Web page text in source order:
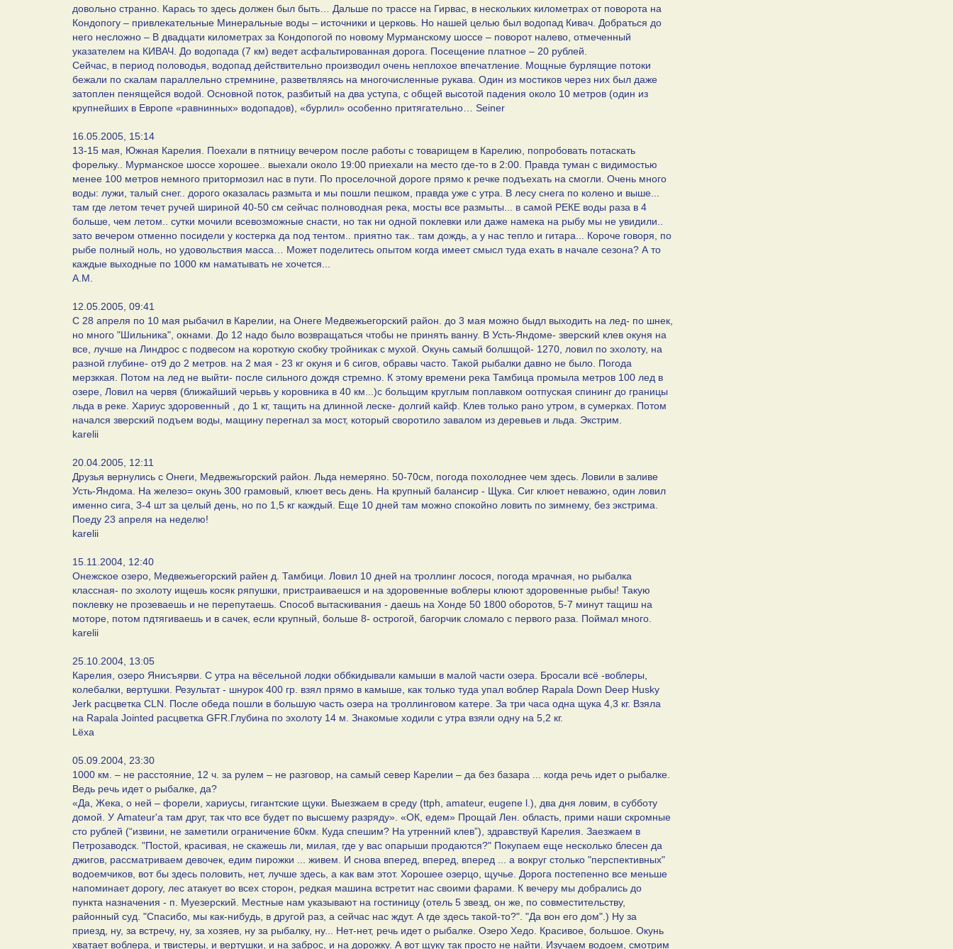
довольно странно. Карась то здесь должен был быть… Дальше по трассе на Гирвас, в нескольких километрах от поворота на
Кондопогу – привлекательные Минеральные воды – источники и церковь. Но нашей целью был водопад Кивач. Добраться до
него несложно – В двадцати километрах за Кондопогой по новому Мурманскому шоссе – поворот налево, отмеченный
указателем на КИВАЧ. До водопада (7 км) ведет асфальтированная дорога. Посещение платное – 20 рублей.
Сейчас, в период половодья, водопад действительно производил очень неплохое впечатление. Мощные бурлящие потоки
бежали по скалам параллельно стремнине, разветвляясь на многочисленные рукава. Один из мостиков через них был даже
затоплен пенящейся водой. Основной поток, разбитый на два уступа, с общей высотой падения около 10 метров (один из
крупнейших в Европе «равнинных» водопадов), «бурлил» особенно притягательно… Seiner
16.05.2005, 15:14
13-15 мая, Южная Карелия. Поехали в пятницу вечером после работы с товарищем в Карелию, попробовать потаскать
форельку.. Мурманское шоссе хорошее.. выехали около 19:00 приехали на место где-то в 2:00. Правда туман с видимостью
менее 100 метров немного притормозил нас в пути. По проселочной дороге прямо к речке подъехать на смогли. Очень много
воды: лужи, талый снег.. дорого оказалась размыта и мы пошли пешком, правда уже с утра. В лесу снега по колено и выше...
там где летом течет ручей шириной 40-50 см сейчас полноводная река, мосты все размыты... в самой РЕКЕ воды раза в 4
больше, чем летом.. сутки мочили всевозможные снасти, но так ни одной поклевки или даже намека на рыбу мы не увидили..
зато вечером отменно посидели у костерка да под тентом.. приятно так.. там дождь, а у нас тепло и гитара... Короче говоря, по
рыбе полный ноль, но удовольствия масса… Может поделитесь опытом когда имеет смысл туда ехать в начале сезона? А то
каждые выходные по 1000 км наматывать не хочется...
А.М.
12.05.2005, 09:41
С 28 апреля по 10 мая рыбачил в Карелии, на Онеге Медвежьегорский район. до 3 мая можно быдл выходить на лед- по шнек,
но много "Шильника", окнами. До 12 надо было возвращаться чтобы не принять ванну. В Усть-Яндоме- зверский клев окуня на
все, лучше на Линдрос с подвесом на короткую скобку тройникак с мухой. Окунь самый болшщой- 1270, ловил по эхолоту, на
разной глубине- от9 до 2 метров. на 2 мая - 23 кг окуня и 6 сигов, обравы часто. Такой рыбалки давно не было. Погода
мерзккая. Потом на лед не выйти- после сильного дождя стремно. К этому времени река Тамбица промыла метров 100 лед в
озере, Ловил на червя (ближайший черьвь у коровника в 40 км...)с больщим круглым поплавком оотпуская спининг до границы
льда в реке. Хариус здоровенный , до 1 кг, тащить на длинной леске- долгий кайф. Клев только рано утром, в сумерках. Потом
начался зверский подъем воды, мащину перегнал за мост, который своротило завалом из деревьев и льда. Экстрим.
karelii
20.04.2005, 12:11
Друзья вернулись с Онеги, Медвежьгорский район. Льда немеряно. 50-70см, погода похолоднее чем здесь. Ловили в заливе
Усть-Яндома. На железо= окунь 300 грамовый, клюет весь день. На крупный балансир - Щука. Сиг клюет неважно, один ловил
именно сига, 3-4 шт за целый день, но по 1,5 кг каждый. Еще 10 дней там можно спокойно ловить по зимнему, без экстрима.
Поеду 23 апреля на неделю!
karelii
15.11.2004, 12:40
Онежское озеро, Медвежьегорский райен д. Тамбици. Ловил 10 дней на троллинг лосося, погода мрачная, но рыбалка
классная- по эхолоту ищешь косяк ряпушки, пристраиваешся и на здоровенные воблеры клюют здоровенные рыбы! Такую
поклевку не прозеваешь и не перепутаешь. Способ вытаскивания - даешь на Хонде 50 1800 оборотов, 5-7 минут тащиш на
моторе, потом пдтягиваешь и в сачек, если крупный, больше 8- острогой, багорчик сломало с первого раза. Поймал много.
karelii
25.10.2004, 13:05
Карелия, озеро Янисъярви. С утра на вёсельной лодки оббкидывали камыши в малой части озера. Бросали всё -воблеры,
колебалки, вертушки. Результат - шнурок 400 гр. взял прямо в камыше, как только туда упал воблер Rapala Down Deep Husky
Jerk расцветка СLN. После обеда пошли в большую часть озера на троллинговом катере. За три часа одна щука 4,3 кг. Взяла
на Rapala Jointed расцветка GFR.Глубина по эхолоту 14 м. Знакомые ходили с утра взяли одну на 5,2 кг.
Lёха
05.09.2004, 23:30
1000 км. – не расстояние, 12 ч. за рулем – не разговор, на самый север Карелии – да без базара ... когда речь идет о рыбалке.
Ведь речь идет о рыбалке, да?
«Да, Жека, о ней – форели, хариусы, гигантские щуки. Выезжаем в среду (ttph, amateur, eugene l.), два дня ловим, в cубботу
домой. У Amateur'а там друг, так что все будет по высшему разряду». «ОК, едем» Прощай Лен. область, прими наши скромные
сто рублей (“извини, не заметили ограничение 60км. Куда спешим? На утренний клев”), здравствуй Карелия. Заезжаем в
Петрозаводск. "Постой, красивая, не скажешь ли, милая, где у вас опарыши продаются?" Покупаем еще несколько блесен да
джигов, рассматриваем девочек, едим пирожки ... живем. И снова вперед, вперед, вперед ... а вокруг столько "перспективных"
водоемчиков, вот бы здесь половить, нет, лучше здесь, а как вам этот. Хорошее озерцо, щучье. Дорога постепенно все меньше
напоминает дорогу, лес атакует во всех сторон, редкая машина встретит нас своими фарами. К вечеру мы добрались до
пункта назначения - п. Муезерский. Местные нам указывают на гостиницу (отель 5 звезд, он же, по совместительству,
районный суд. "Спасибо, мы как-нибудь, в другой раз, а сейчас нас ждут. А где здесь такой-то?". "Да вон его дом".) Ну за
приезд, ну, за встречу, ну, за хозяев, ну за рыбалку, ну... Нет-нет, речь идет о рыбалке. Озеро Хедо. Красивое, большое. Окунь
хватает воблера, и твистеры, и вертушки, и на заброс, и на дорожку. А вот щуку так просто не найти. Изучаем водоем, смотрим